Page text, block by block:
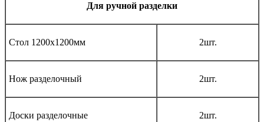
Для ручной разделки
Стол 1200х1200мм 2шт.
Нож разделочный 2шт.
Доски разделочные 2шт.